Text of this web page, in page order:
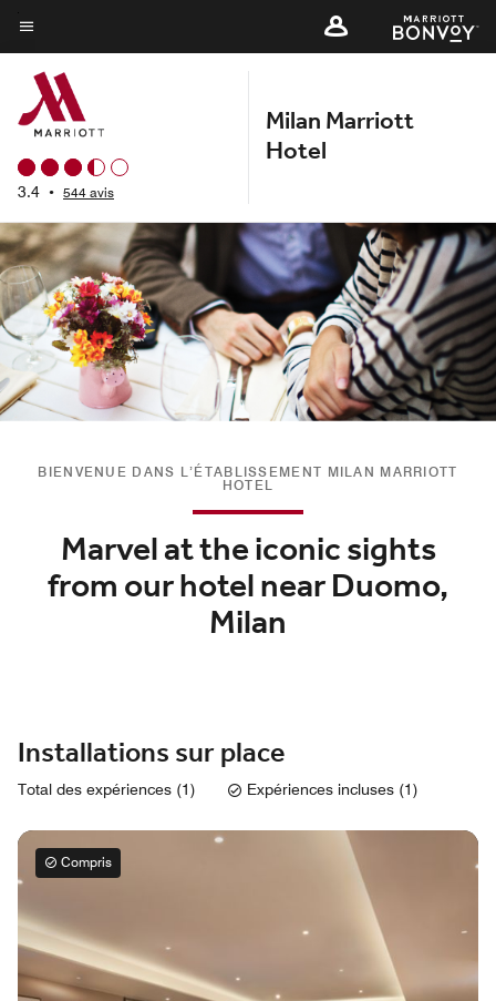
Skip
to
main
content
Texte du menu
3.4 • 544 avis
Milan Marriott
Hotel
BIENVENUE DANS L’ÉTABLISSEMENT MILAN MARRIOTT
HOTEL
Marvel at the iconic sights
from our hotel near Duomo,
Milan
Installations sur place
Total des expériences (1) Expériences incluses (1)
Compris